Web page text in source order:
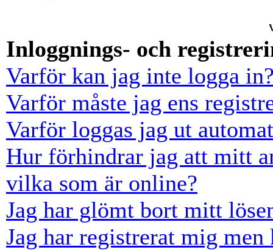
Inloggnings- och
Varför kan jag inte logga
Varför måste jag ens
Varför loggas jag ut
Hur förhindrar jag att mitt
vilka som är online?
Jag har glömt bort mitt
Jag har registrerat mig